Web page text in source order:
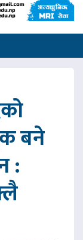
बने
: